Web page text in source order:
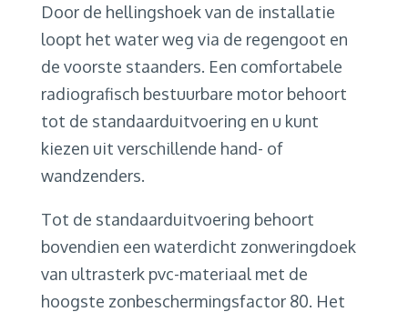
Door de hellingshoek van de installatie
loopt het water weg via de regengoot en
de voorste staanders. Een comfortabele
radiografisch bestuurbare motor behoort
tot de standaarduitvoering en u kunt
kiezen uit verschillende hand- of
wandzenders.
Tot de standaarduitvoering behoort
bovendien een waterdicht zonweringdoek
van ultrasterk pvc-materiaal met de
hoogste zonbeschermingsfactor 80. Het